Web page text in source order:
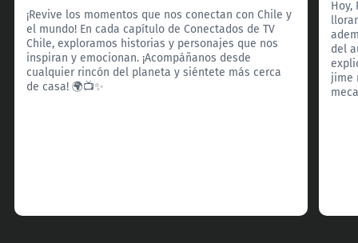
¡Revive los momentos que nos conectan con Chile y
el mundo! En cada capítulo de Conectados de TV
Chile, exploramos historias y personajes que nos
inspiran y emocionan. ¡Acompáñanos desde
cualquier rincón del planeta y siéntete más cerca
de casa! 🌍📺✨
Hoy,
del
jime